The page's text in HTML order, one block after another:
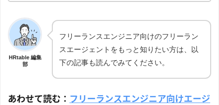
HRtable 編集
部
フリーランスエンジニア向けのフリーラン
スエージェントをもっと知りたい方は、以
下の記事も読んでみてください。
あわせて読む： フリーランスエンジニア向けエージ